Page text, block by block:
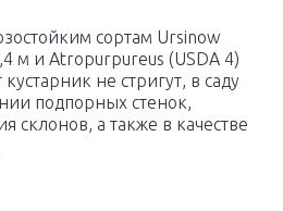
сортам Ursinow
м и Atropurpureus (USDA 4)
не стригут, в саду
подпорных стенок,
склонов, а также в качестве